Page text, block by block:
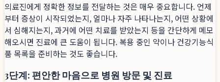
의료진에게 정확한 정보를 전달하는 것은 매우 중요합니다. 언제
부터 증상이 시작되었는지, 얼마나 자주 나타나는지, 어떤 상황에
서 심해지는지, 과거에 어떤 치료를 받았는지 등을 간단하게 메모
해오시면 진료에 큰 도움이 됩니다. 복용 중인 약이나 건강기능식
품 목록을 준비하는 것도 좋습니다.
3단계: 편안한 마음으로 병원 방문 및 진료